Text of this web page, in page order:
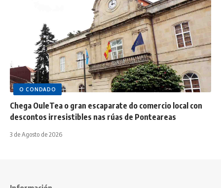
O CONDADO
Chega OuleTea o gran escaparate do comercio local con
descontos irresistibles nas rúas de Ponteareas
3 de Agosto de 2026